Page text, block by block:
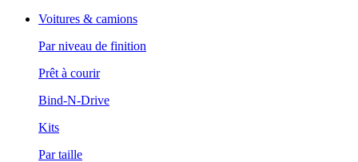
Voitures & camions
Par niveau de finition
Prêt à courir
Bind-N-Drive
Kits
Par taille